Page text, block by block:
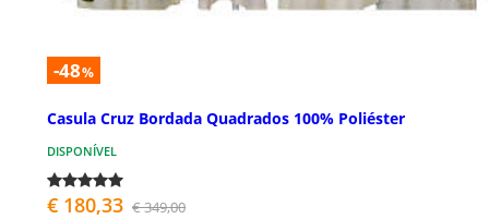
-48%
Casula Cruz Bordada Quadrados 100% Poliéster
DISPONÍVEL
€ 180,33 € 349,00